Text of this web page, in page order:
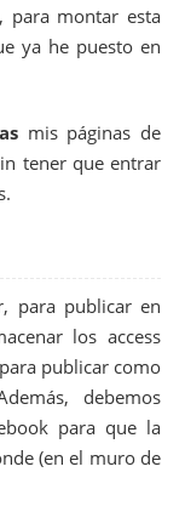
para montar esta
ya he puesto en
mis páginas de
tener que entrar
para publicar en
los access
publicar como
debemos
para que la
(en el muro de